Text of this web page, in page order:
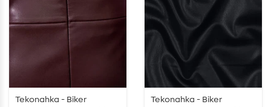
Tekonahka - Biker
Tekonahka - Biker